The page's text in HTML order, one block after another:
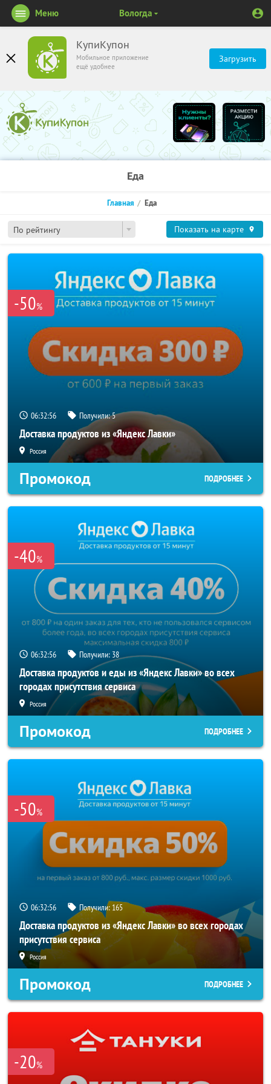
КупиКупон
Мобильное приложение
ещё удобнее
Загрузить
Меню Вологда
Еда
По рейтингу
Главная Еда
Показать на карте
-50%
06:32:56 Получили:5
Доставка продуктов из «Яндекс Лавки»
Россия
Промокод ПОДРОБНЕЕ
-40%
06:32:56 Получили: 38
Доставка продуктов и еды из «Яндекс Лавки» во всех
городах присутствия сервиса
Россия
Промокод ПОДРОБНЕЕ
-50%
06:32:56 Получили: 165
Доставка продуктов из «Яндекс Лавки» во всех городах
присутствия сервиса
Россия
Промокод ПОДРОБНЕЕ
-20%